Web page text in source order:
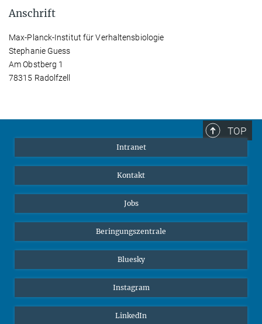
Anschrift
Max-Planck-Institut für Verhaltensbiologie
Stephanie Guess
Am Obstberg 1
78315 Radolfzell
TOP
Intranet
Kontakt
Jobs
Beringungszentrale
Bluesky
Instagram
LinkedIn